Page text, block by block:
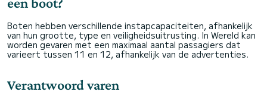
Boten hebben verschillende instapcapaciteiten, afhankelijk
van hun grootte, type en veiligheidsuitrusting. In Wereld kan
worden gevaren met een maximaal aantal passagiers dat
varieert tussen 11 en 12, afhankelijk van de advertenties.
Verantwoord varen